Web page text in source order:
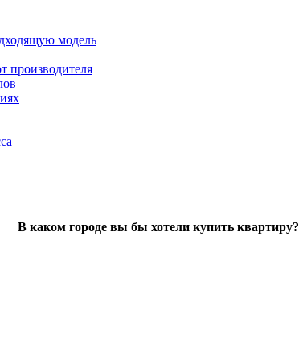
модель
производителя
В каком городе вы бы хотели купить квартиру?